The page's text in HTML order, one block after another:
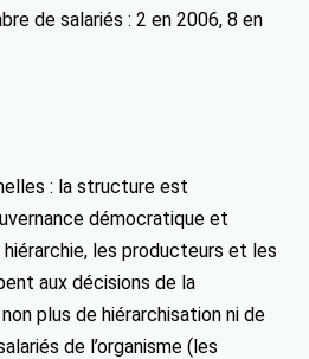
de salariés : 2 en 2006, 8 en
: la structure est
démocratique et
hiérarchie, les producteurs et les
aux décisions de la
plus de hiérarchisation ni de
de l’organisme (les